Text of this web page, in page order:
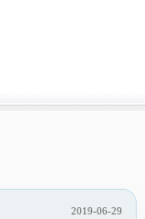
2019-06-29